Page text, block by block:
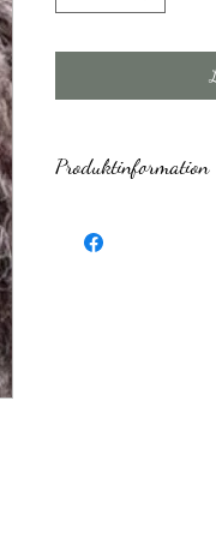
Produktinformation
Varumärke